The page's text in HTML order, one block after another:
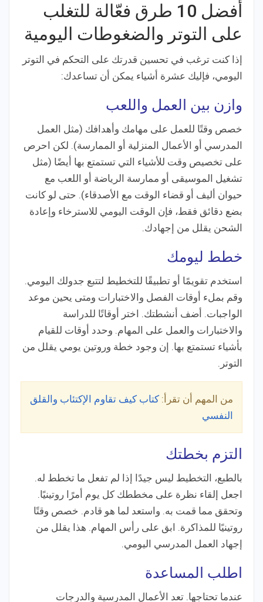
أفضل 10 طرق فعّالة للتغلب
على التوتر والضغوطات اليومية
إذا كنت ترغب في تحسين قدرتك على التحكم في التوتر
اليومي، فإليك عشرة أشياء يمكن أن تساعدك:
وازن بين العمل واللعب
خصص وقتًا للعمل على مهامك وأهدافك (مثل العمل
المدرسي أو الأعمال المنزلية أو الممارسة). لكن احرص
على تخصيص وقت للأشياء التي تستمتع بها أيضًا (مثل
تشغيل الموسيقى أو ممارسة الرياضة أو اللعب مع
حيوان أليف أو قضاء الوقت مع الأصدقاء). حتى لو كانت
بضع دقائق فقط، فإن الوقت اليومي للاسترخاء وإعادة
الشحن يقلل من إجهادك.
خطط ليومك
استخدم تقويمًا أو تطبيقًا للتخطيط لتتبع جدولك اليومي.
وقم بملء أوقات الفصل والاختبارات ومتى يحين موعد
الواجبات. أضف أنشطتك. اختر أوقاتًا للدراسة
والاختبارات والعمل على المهام. وحدد أوقات للقيام
بأشياء تستمتع بها. إن وجود خطة وروتين يومي يقلل من
التوتر.
من المهم أن تقرأ: كتاب كيف تقاوم الإكتئاب والقلق
النفسي
التزم بخطتك
بالطبع، التخطيط ليس جيدًا إذا لم تفعل ما تخطط له.
اجعل إلقاء نظرة على مخططك كل يوم أمرًا روتينيًا.
وتحقق مما قمت به. واستعد لما هو قادم. خصص وقتًا
روتينيًا للمذاكرة. ابق على رأس المهام. هذا يقلل من
إجهاد العمل المدرسي اليومي.
اطلب المساعدة
عندما تحتاجها. تعد الأعمال المدرسية والدرجات